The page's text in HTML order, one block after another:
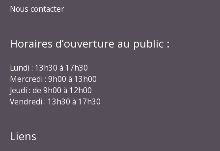
Nous contacter
Horaires d’ouverture au public :
Lundi : 13h30 à 17h30
Mercredi : 9h00 à 13h00
Jeudi : de 9h00 à 12h00
Vendredi : 13h30 à 17h30
Liens